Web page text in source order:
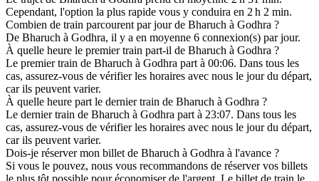
Cependant, l'option la plus rapide vous y conduira en 2 h 2 min.
Combien de train parcourent par jour de Bharuch à Godhra ?
De Bharuch à Godhra, il y a en moyenne 6 connexion(s) par jour.
À quelle heure le premier train part-il de Bharuch à Godhra ?
Le premier train de Bharuch à Godhra part à 00:06. Dans tous les
cas, assurez-vous de vérifier les horaires avec nous le jour du départ,
car ils peuvent varier.
À quelle heure part le dernier train de Bharuch à Godhra ?
Le dernier train de Bharuch à Godhra part à 23:07. Dans tous les
cas, assurez-vous de vérifier les horaires avec nous le jour du départ,
car ils peuvent varier.
Dois-je réserver mon billet de Bharuch à Godhra à l'avance ?
Si vous le pouvez, nous vous recommandons de réserver vos billets
le plus tôt possible pour économiser de l'argent. Le billet de train le